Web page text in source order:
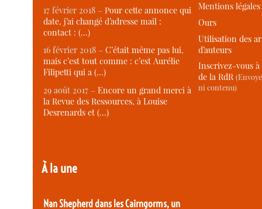
17 février 2018 –Pour cette annonce qui
date, j’ai changé d’adresse mail :
contact : (…)
16 février 2018 –C’était même pas lui,
mais c’est tout comme : c’est Aurélie
Filipetti qui a (…)
29 août 2017 –Encore un grand merci à
la Revue des Ressources, à Louise
Desrenards et (…)
À la une
Nan Shepherd dans les Cairngorms, un
Mentions légales
Ours
Utilisation des
d’auteurs
Inscrivez-vous
de la RdR
ni contenu)